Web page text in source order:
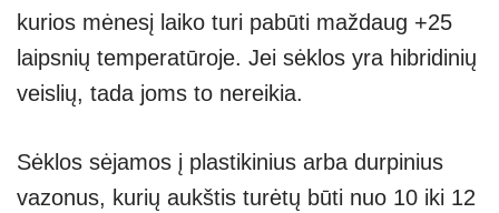
kurios mėnesį laiko turi pabūti maždaug +25
laipsnių temperatūroje. Jei sėklos yra hibridinių
veislių, tada joms to nereikia.
Sėklos sėjamos į plastikinius arba durpinius
vazonus, kurių aukštis turėtų būti nuo 10 iki 12